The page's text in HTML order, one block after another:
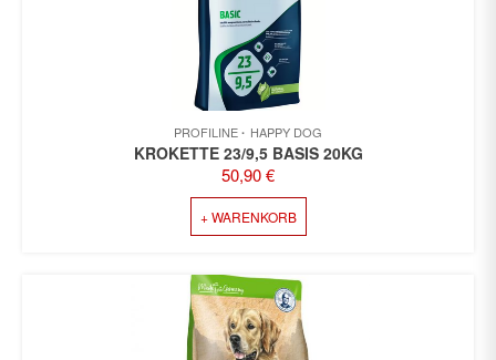
PROFILINE HAPPY DOG
KROKETTE 23/9,5 BASIS 20KG
50,90€
+ WARENKORB